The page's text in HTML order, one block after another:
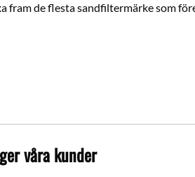
fram de flesta sandfiltermärke som
våra kunder